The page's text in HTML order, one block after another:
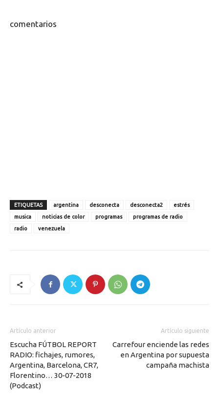
comentarios
ETIQUETAS argentina desconecta desconecta2
estrés
musica
noticias de color programas
programas de radio
radio
venezuela
Artículo anterior
Escucha FÚTBOL REPORT
RADIO: fichajes, rumores,
Argentina, Barcelona, CR7,
Florentino… 30-07-2018
(Podcast)
Artículo siguiente
Carrefour enciende las redes
en Argentina por supuesta
campaña machista